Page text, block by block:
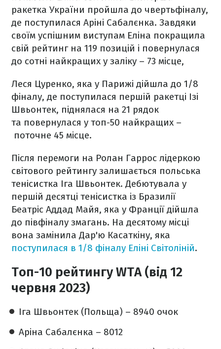
ракетка України пройшла до чвертьфіналу,
де поступилася Аріні Сабалєнка. Завдяки
своїм успішним виступам Еліна покращила
свій рейтинг на 119 позицій і повернулася
до сотні найкращих у заліку – 73 місце,
Леся Цуренко, яка у Парижі дійшла до 1/8
фіналу, де поступилася першій ракетці Ізі
Швьонтек, піднялася на 21 рядок
та повернулася у топ-50 найкращих –
поточне 45 місце.
Після перемоги на Ролан Гаррос лідеркою
світового рейтингу залишається польська
тенісистка Іга Швьонтек. Дебютувала у
першій десятці тенісистка із Бразилії
Беатріс Аддад Майя, яка у Франції дійшла
до півфіналу змагань. На десятому місці
вона замінила Дар'ю Касаткіну, яка
поступилася в 1/8 фіналу Еліні Світоліній.
Топ-10 рейтингу WTA (від 12
червня 2023)
Іга Швьонтек (Польща) – 8940 очок
Аріна Сабалєнка – 8012